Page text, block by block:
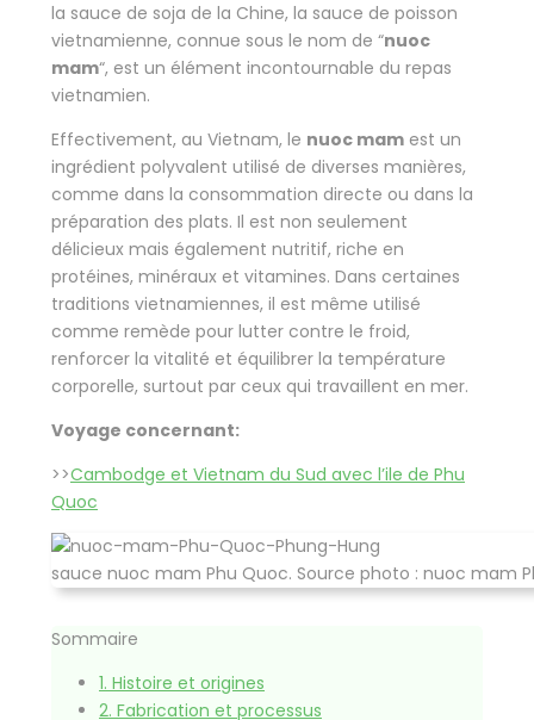
la sauce de soja de la Chine, la sauce de poisson
vietnamienne, connue sous le nom de “nuoc
mam“, est un élément incontournable du repas
vietnamien.
Effectivement, au Vietnam, le nuoc mam est un
ingrédient polyvalent utilisé de diverses manières,
comme dans la consommation directe ou dans la
préparation des plats. Il est non seulement
délicieux mais également nutritif, riche en
protéines, minéraux et vitamines. Dans certaines
traditions vietnamiennes, il est même utilisé
comme remède pour lutter contre le froid,
renforcer la vitalité et équilibrer la température
corporelle, surtout par ceux qui travaillent en mer.
Voyage concernant:
>>Cambodge et Vietnam du Sud avec l’ile de Phu
Quoc
sauce nuoc mam Phu Quoc. Source photo : nuoc mam
Sommaire
1. Histoire et origines
2. Fabrication et processus